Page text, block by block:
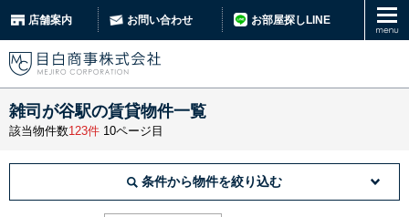
店舗案内 お問い合わせ お部屋探しLINE
雑司が谷駅の賃貸物件一覧
該当物件数123件 10ページ目
条件から物件を絞り込む